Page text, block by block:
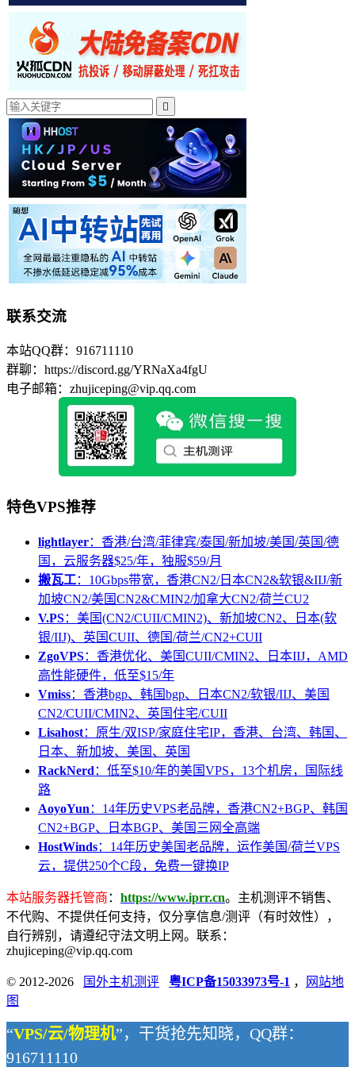

联系交流
本站QQ群：916711110
群聊：https://discord.gg/YRNaXa4fgU
电子邮箱：zhujiceping@vip.qq.com
特色VPS推荐
lightlayer：香港/台湾/菲律宾/泰国/新加坡/美国/英国/德
国，云服务器$25/年，独服$59/月
搬瓦工：10Gbps带宽，香港CN2/日本CN2&软银&IIJ/新
加坡CN2/美国CN2&CMIN2/加拿大CN2/荷兰CU2
V.PS：美国(CN2/CUII/CMIN2)、新加坡CN2、日本(软
银/IIJ)、英国CUII、德国/荷兰/CN2+CUII
ZgoVPS：香港优化、美国CUII/CMIN2、日本IIJ，AMD
高性能硬件，低至$15/年
Vmiss：香港bgp、韩国bgp、日本CN2/软银/IIJ、美国
CN2/CUII/CMIN2、英国住宅/CUII
Lisahost：原生/双ISP/家庭住宅IP，香港、台湾、韩国、
日本、新加坡、美国、英国
RackNerd ：低至$10/年的美国VPS，13个机房，国际线
路
AoyoYun ：14年历史VPS老品牌，香港CN2+BGP、韩国
CN2+BGP、日本BGP、美国三网全高端
HostWinds：14年历史美国老品牌，运作美国/荷兰VPS
云，提供250个C段，免费一键换IP
本站服务器托管商 ： https://www.iprr.cn。主机测评不销售、
不代购、不提供任何支持，仅分享信息/测评（有时效性），
自行辨别，请遵纪守法文明上网。联系：
zhujiceping@vip.qq.com
© 2012-2026 国外主机测评 粤ICP备15033973号-1 ，
网站地
图
“VPS/云/物理机”，干货抢先知晓，QQ群：
916711110